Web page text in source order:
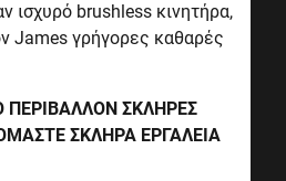
ισχυρό brushless κινητήρα,
James γρήγορες καθαρές
ΠΕΡΙΒΑΛΛΟΝ ΣΚΛΗΡΕΣ
ΣΚΛΗΡΑ ΕΡΓΑΛΕΙΑ